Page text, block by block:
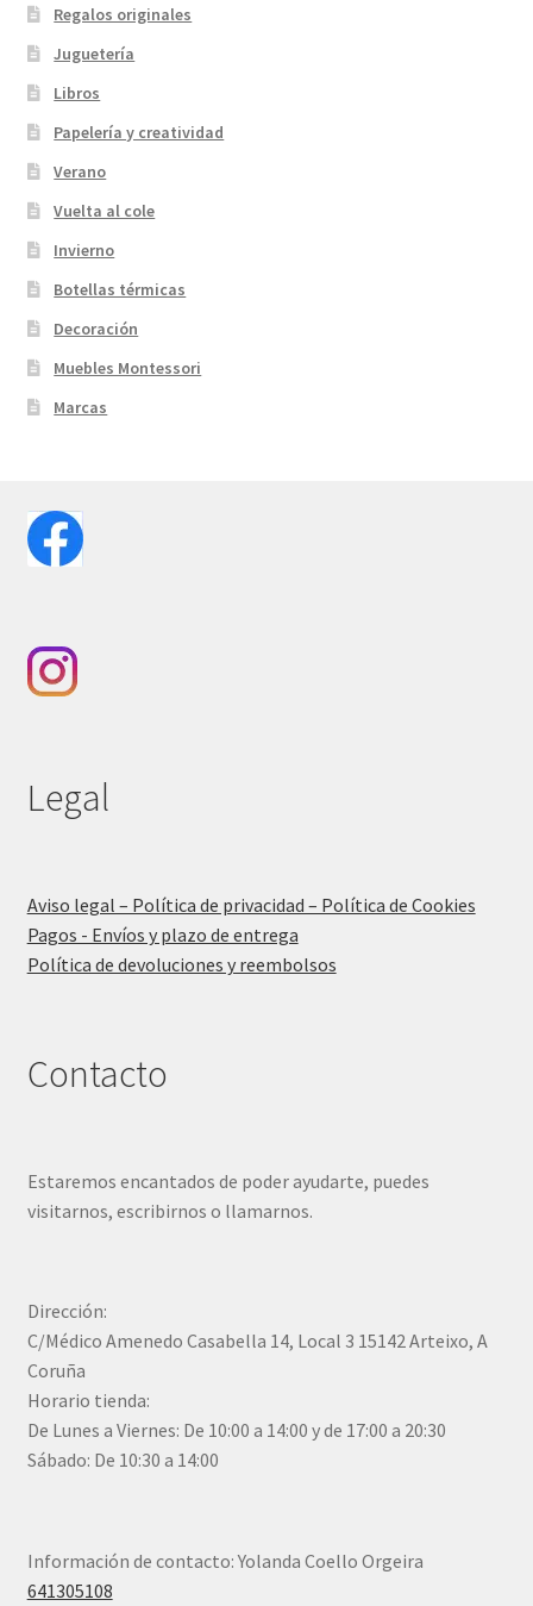
Regalos originales
Juguetería
Libros
Papelería y creatividad
Verano
Vuelta al cole
Invierno
Botellas térmicas
Decoración
Muebles Montessori
Marcas
Legal
Aviso legal – Política de privacidad – Política de Cookies
Pagos - Envíos y plazo de entrega
Política de devoluciones y reembolsos
Contacto
Estaremos encantados de poder ayudarte, puedes
visitarnos, escribirnos o llamarnos.
Dirección:
C/Médico Amenedo Casabella 14, Local 3 15142 Arteixo, A
Coruña
Horario tienda:
De Lunes a Viernes: De 10:00 a 14:00 y de 17:00 a 20:30
Sábado: De 10:30 a 14:00
Información de contacto: Yolanda Coello Orgeira
641305108